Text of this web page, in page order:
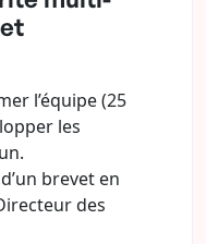
l’équipe (25
les
brevet en
des